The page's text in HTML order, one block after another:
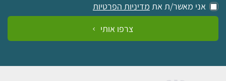
אני מאשר/ת את מדיניות הפרטיות
צרפו אותי